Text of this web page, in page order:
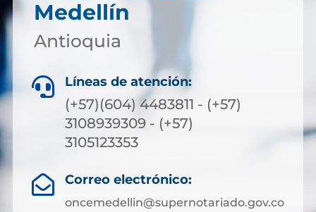
Medellín
Antioquia
 Líneas de atención:
(+57)(604) 4483811 - (+57)
3108939309 - (+57)
3105123353
 Correo electrónico:
oncemedellin@supernotariado.gov.co